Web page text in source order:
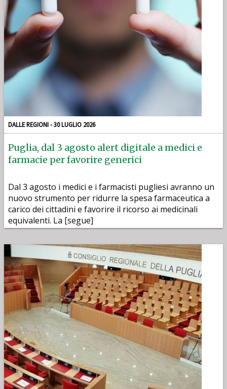
DALLE REGIONI - 30 LUGLIO 2026
Puglia, dal 3 agosto alert digitale a medici e
farmacie per favorire generici
Dal 3 agosto i medici e i farmacisti pugliesi avranno un
nuovo strumento per ridurre la spesa farmaceutica a
carico dei cittadini e favorire il ricorso ai medicinali
equivalenti. La [segue]